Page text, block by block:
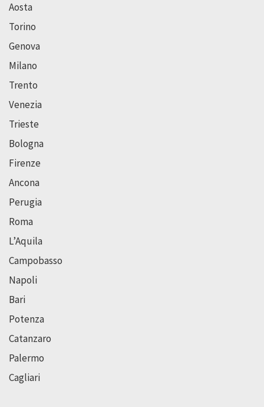
Aosta
Torino
Genova
Milano
Trento
Venezia
Trieste
Bologna
Firenze
Ancona
Perugia
Roma
L’Aquila
Campobasso
Napoli
Bari
Potenza
Catanzaro
Palermo
Cagliari